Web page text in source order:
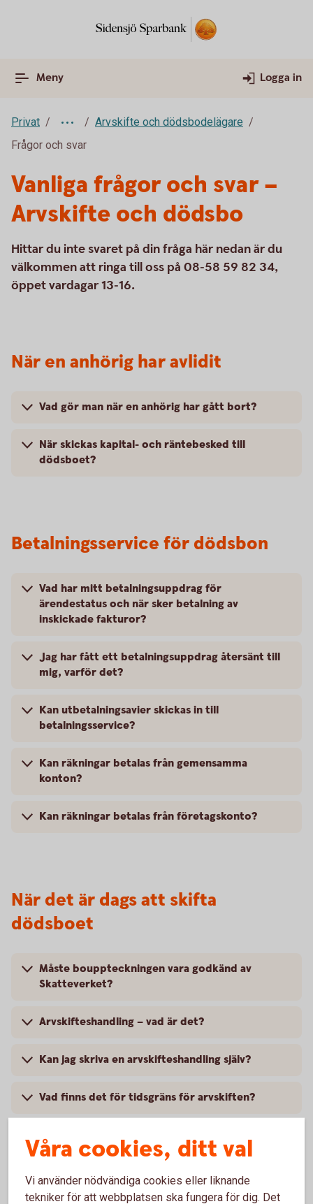
Meny Logga in
Privat
Arvskifte och dödsbodelägare
Frågor och svar
Vanliga frågor och svar –
Arvskifte och dödsbo
Hittar du inte svaret på din fråga här nedan är du
välkommen att ringa till oss på 08-58 59 82 34,
öppet vardagar 13-16.
När en anhörig har avlidit
Vad gör man när en anhörig har gått bort?
När skickas kapital- och räntebesked till
dödsboet?
Betalningsservice för dödsbon
Vad har mitt betalningsuppdrag för
ärendestatus och när sker betalning av
inskickade fakturor?
Jag har fått ett betalningsuppdrag återsänt till
mig, varför det?
Kan utbetalningsavier skickas in till
betalningsservice?
Kan räkningar betalas från gemensamma
konton?
Kan räkningar betalas från företagskonto?
När det är dags att skifta
dödsboet
Måste bouppteckningen vara godkänd av
Skatteverket?
Arvskifteshandling – vad är det?
Kan jag skriva en arvskifteshandling själv?
Vad finns det för tidsgräns för arvskiften?
Måste samtliga dödsbodelägare skriva under
fördelningsblanketten?
Jag behöver hjälp att fylla i
Våra cookies, ditt val
Vi använder nödvändiga cookies eller liknande
tekniker för att webbplatsen ska fungera för dig. Det